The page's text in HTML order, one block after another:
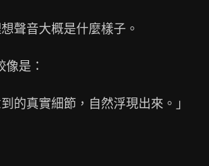
聲音大概是什麼樣子。
是：
的真實細節，自然浮現出來。」